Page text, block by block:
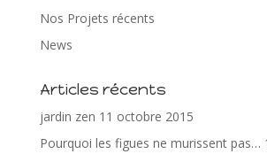
e
b
o
o
k
itter
st
n
Nos Projets récents
News
Articles récents
jardin zen 11 octobre 2015
Pourquoi les figues ne murissent pas…